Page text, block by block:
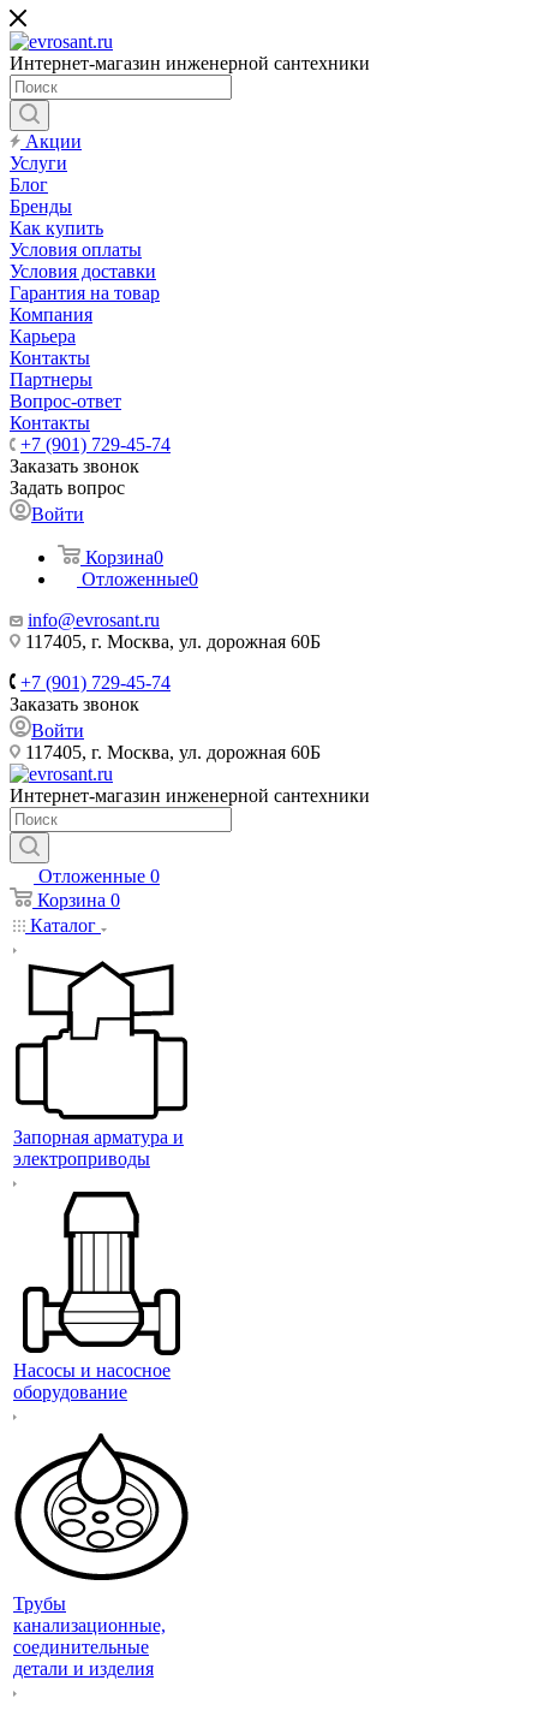
Интернет-магазин инженерной сантехники
Акции
Услуги
Блог
Бренды
Как купить
Условия оплаты
Условия доставки
Гарантия на товар
Компания
Карьера
Контакты
Партнеры
Вопрос-ответ
Контакты
+7 (901) 729-45-74
Заказать звонок
Задать вопрос
Войти
Корзина0
Отложенные0
info@evrosant.ru
117405, г. Москва, ул. дорожная 60Б
+7 (901) 729-45-74
Заказать звонок
Войти
117405, г. Москва, ул. дорожная 60Б
Интернет-магазин инженерной сантехники
Отложенные 0
Корзина 0
Каталог
Запорная арматура и
электроприводы
Насосы и насосное
оборудование
Трубы
канализационные,
соединительные
детали и изделия